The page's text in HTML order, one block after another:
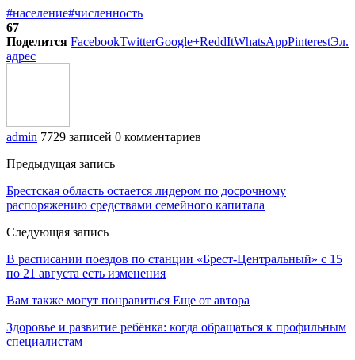
#население#численность
67
Поделится FacebookTwitterGoogle+ReddItWhatsAppPinterestЭл.
адрес
admin 7729 записей 0 комментариев
Предыдущая запись
Брестская область остается лидером по досрочному
распоряжению средствами семейного капитала
Следующая запись
В расписании поездов по станции «Брест-Центральный» с 15
по 21 августа есть изменения
Вам также могут понравиться Еще от автора
Здоровье и развитие ребёнка: когда обращаться к профильным
специалистам